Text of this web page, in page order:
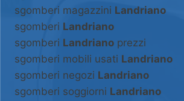
sgomberi magazzini Landriano
sgomberi Landriano
sgomberi Landriano prezzi
sgomberi mobili usati Landriano
sgomberi negozi Landriano
sgomberi soggiorni Landriano